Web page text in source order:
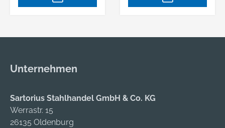
Unternehmen
Sartorius Stahlhandel GmbH & Co. KG
Werrastr. 15
26135 Oldenburg